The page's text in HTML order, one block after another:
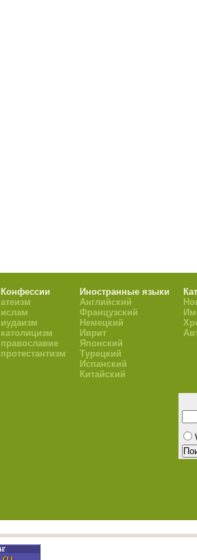
Конфессии
атеизм
ислам
иудаизм
католицизм
православие
протестантизм
Иностранные языки
Английский
Французский
Немецкий
Иврит
Японский
Турецкий
Испанский
Китайский